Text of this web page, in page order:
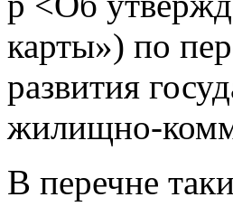
карты») по
развития
жилищно-
В перечне